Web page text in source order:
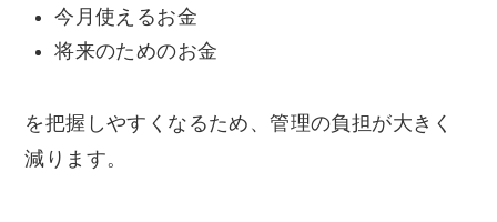
今月使えるお金
将来のためのお金
を把握しやすくなるため、管理の負担が大きく
減ります。